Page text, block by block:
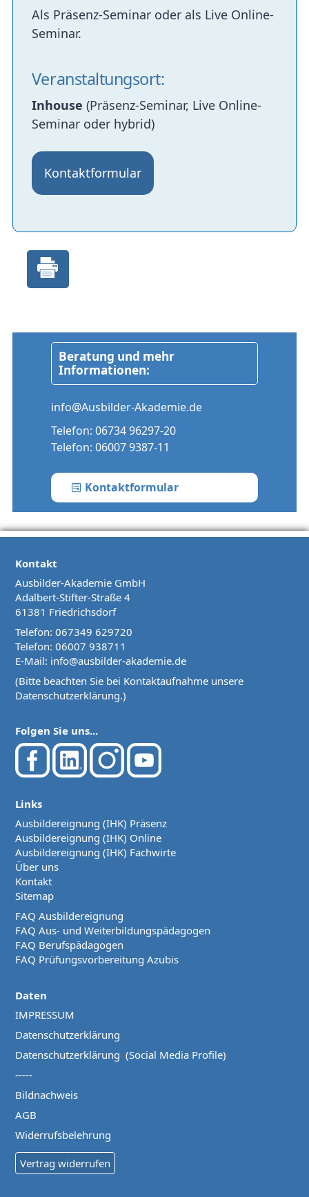
Als Präsenz-Seminar oder als Live Online-
Seminar.
Veranstaltungsort:
Inhouse (Präsenz-Seminar, Live Online-
Seminar oder hybrid)
Kontaktformular
Beratung und mehr
Informationen:
info@Ausbilder-Akademie.de
Telefon: 06734 96297-20
Telefon: 06007 9387-11
Kontaktformular
Kontakt
Ausbilder-Akademie GmbH
Adalbert-Stifter-Straße 4
61381 Friedrichsdorf
Telefon: 067349 629720
Telefon: 06007 938711
E-Mail: info@ausbilder-akademie.de
(Bitte beachten Sie bei Kontaktaufnahme unsere
Datenschutzerklärung.)
Folgen Sie uns...
Links
Ausbildereignung (IHK) Präsenz
Ausbildereignung (IHK) Online
Ausbildereignung (IHK) Fachwirte
Über uns
Kontakt
Sitemap
FAQ Ausbildereignung
FAQ Aus- und Weiterbildungspädagogen
FAQ Berufspädagogen
FAQ Prüfungsvorbereitung Azubis
Daten
IMPRESSUM
Datenschutzerklärung
Datenschutzerklärung (Social Media Profile)
-----
Bildnachweis
AGB
Widerrufsbelehrung
Vertrag widerrufen